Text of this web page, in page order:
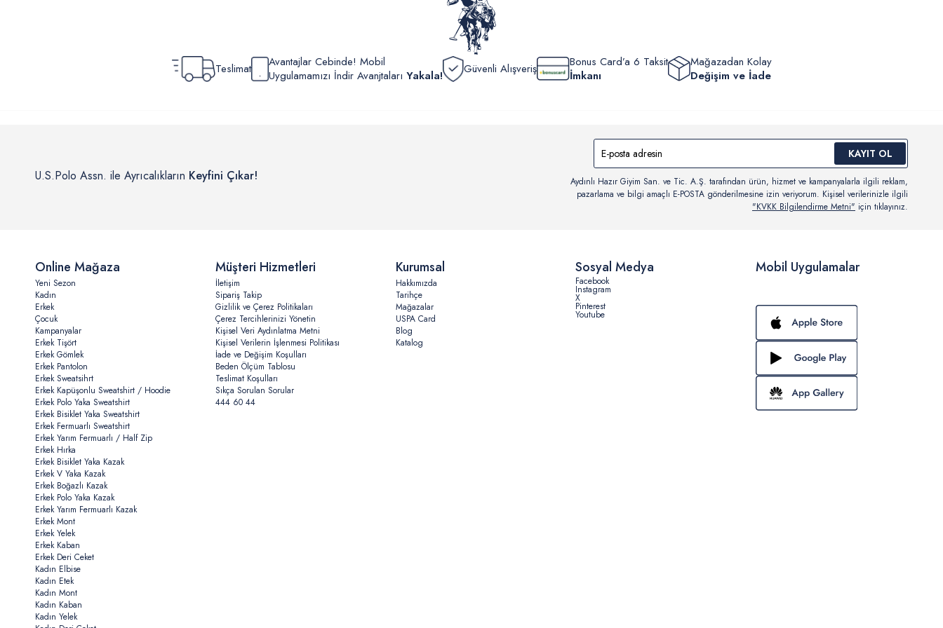
Teslimat
Avantajlar Cebinde! Mobil
Uygulamamızı İndir Avanjtaları Yakala! Güvenli Alışveriş
Bonus Card’a 6 Taksit
İmkanı
Mağazadan Kolay
Değişim ve İade
U.S.Polo Assn. ile Ayrıcalıkların Keyfini Çıkar!
KAYIT OL
Aydınlı Hazır Giyim San. ve Tic. A.Ş. tarafından ürün, hizmet ve kampanyalarla ilgili reklam,
pazarlama ve bilgi amaçlı E-POSTA gönderilmesine izin veriyorum. Kişisel verilerinizle ilgili
"KVKK Bilgilendirme Metni" için tıklayınız.
Mobil Uygulamalar
Online Mağaza
Yeni Sezon
Kadın
Erkek
Çocuk
Kampanyalar
Erkek Tişört
Erkek Gömlek
Erkek Pantolon
Erkek Sweatsihrt
Erkek Kapüşonlu Sweatshirt / Hoodie
Erkek Polo Yaka Sweatshirt
Erkek Bisiklet Yaka Sweatshirt
Erkek Fermuarlı Sweatshirt
Erkek Yarım Fermuarlı / Half Zip
Erkek Hırka
Erkek Bisiklet Yaka Kazak
Erkek V Yaka Kazak
Erkek Boğazlı Kazak
Erkek Polo Yaka Kazak
Erkek Yarım Fermuarlı Kazak
Erkek Mont
Erkek Yelek
Erkek Kaban
Erkek Deri Ceket
Kadın Elbise
Kadın Etek
Kadın Mont
Kadın Kaban
Kadın Yelek
Müşteri Hizmetleri
İletişim
Sipariş Takip
Gizlilik ve Çerez Politikaları
Çerez Tercihlerinizi Yönetin
Kişisel Veri Aydınlatma Metni
Kişisel Verilerin İşlenmesi Politikası
İade ve Değişim Koşulları
Beden Ölçüm Tablosu
Teslimat Koşulları
Sıkça Sorulan Sorular
444 60 44
Kurumsal
Hakkımızda
Tarihçe
Mağazalar
USPA Card
Blog
Katalog
Sosyal Medya
Facebook
Instagram
X
Pinterest
Youtube